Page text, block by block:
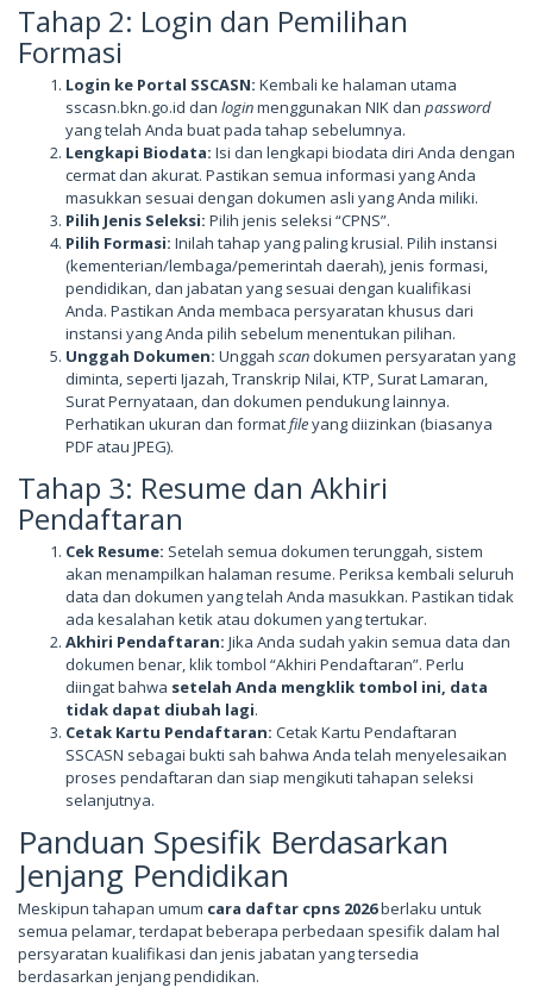
Tahap 2: Login dan Pemilihan
Formasi
Login ke Portal SSCASN: Kembali ke halaman utama
sscasn.bkn.go.id dan loginmenggunakan NIK dan password
yang telah Anda buat pada tahap sebelumnya.
Lengkapi Biodata: Isi dan lengkapi biodata diri Anda dengan
cermat dan akurat. Pastikan semua informasi yang Anda
masukkan sesuai dengan dokumen asli yang Anda miliki.
Pilih Jenis Seleksi: Pilih jenis seleksi “CPNS”.
Pilih Formasi: Inilah tahap yang paling krusial. Pilih instansi
(kementerian/lembaga/pemerintah daerah), jenis formasi,
pendidikan, dan jabatan yang sesuai dengan kualifikasi
Anda. Pastikan Anda membaca persyaratan khusus dari
instansi yang Anda pilih sebelum menentukan pilihan.
Unggah Dokumen: Unggah scandokumen persyaratan yang
diminta, seperti Ijazah, Transkrip Nilai, KTP, Surat Lamaran,
Surat Pernyataan, dan dokumen pendukung lainnya.
Perhatikan ukuran dan formatfileyang diizinkan (biasanya
PDF atau JPEG).
Tahap 3: Resume dan Akhiri
Pendaftaran
Cek Resume: Setelah semua dokumen terunggah, sistem
akan menampilkan halaman resume. Periksa kembali seluruh
data dan dokumen yang telah Anda masukkan. Pastikan tidak
ada kesalahan ketik atau dokumen yang tertukar.
Akhiri Pendaftaran: Jika Anda sudah yakin semua data dan
dokumen benar, klik tombol “Akhiri Pendaftaran”. Perlu
diingat bahwa setelah Anda mengklik tombol ini, data
tidak dapat diubah lagi.
Cetak Kartu Pendaftaran: Cetak Kartu Pendaftaran
SSCASN sebagai bukti sah bahwa Anda telah menyelesaikan
proses pendaftaran dan siap mengikuti tahapan seleksi
selanjutnya.
Panduan Spesifik Berdasarkan
Jenjang Pendidikan
Meskipun tahapan umum cara daftar cpns 2026berlaku untuk
semua pelamar, terdapat beberapa perbedaan spesifik dalam hal
persyaratan kualifikasi dan jenis jabatan yang tersedia
berdasarkan jenjang pendidikan.